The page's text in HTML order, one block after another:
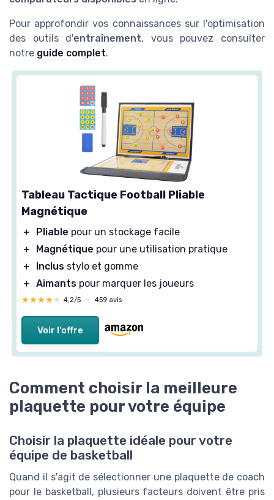
Pour approfondir vos connaissances sur l'optimisation
des outils d'entraînement, vous pouvez consulter
notre guide complet.
Tableau Tactique Football Pliable
Magnétique
＋ Pliable pour un stockage facile
＋
Magnétique pour une utilisation pratique
＋
Inclus stylo et gomme
＋ Aimants pour marquer les joueurs
★★★★★
★★★★★ 4,2/5 — 459 avis
Voir l'offre
Comment choisir la meilleure
plaquette pour votre équipe
Choisir la plaquette idéale pour votre
équipe de basketball
Quand il s'agit de sélectionner une plaquette de coach
pour le basketball, plusieurs facteurs doivent être pris